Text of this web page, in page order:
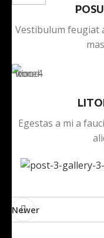
Vestibulum feugiat
Egestas a mi a
Newer